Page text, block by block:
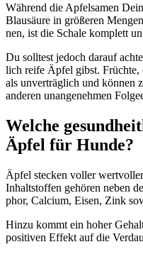
Wäh­rend die Apfel­sa­men
Blau­säu­re in grö­ße­ren
nen, ist die Scha­le kom­plett
Du soll­test jedoch dar­auf
lich rei­fe Äpfel gibst.
als unver­träg­lich und kön­nen
ande­ren unan­ge­neh­men
Wel­che
Äpfel für Hun­de?
Äpfel ste­cken vol­ler
Inhalt­stof­fen gehö­ren neben
phor, Cal­ci­um, Eisen, Zink
Hin­zu kommt ein hoher
posi­ti­ven Effekt auf die